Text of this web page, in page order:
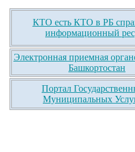
КТО есть КТО в РБ
информационный
Электронная приемная
Башкортостан
Портал
Муниципальных